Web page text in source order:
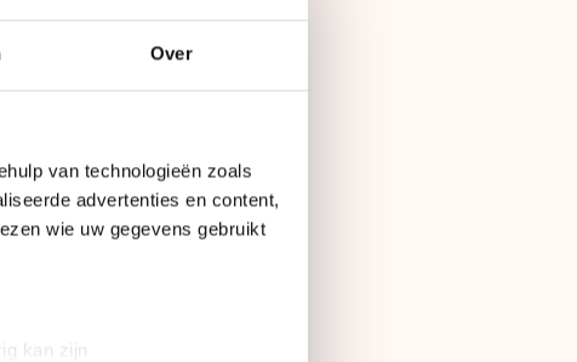
Over
van technologieën zoals
advertenties en content,
wie uw gegevens gebruikt
kan zijn